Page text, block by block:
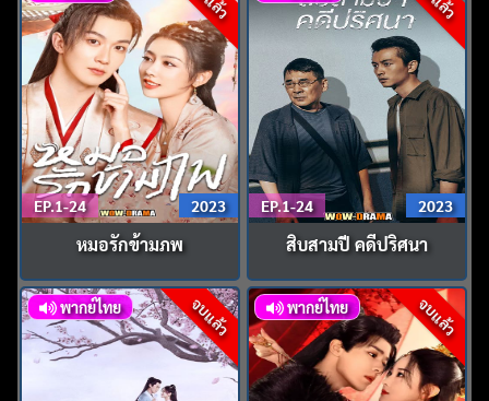
EP.1-24 2023
หมอรักข้ามภพ
EP.1-24 2023
สิบสามปี คดีปริศนา
จบแล้ว
พากย์ไทย จบแล้ว
พากย์ไทย